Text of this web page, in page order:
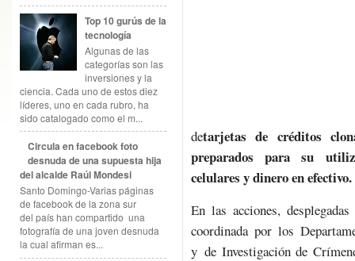
Top 10 gurús de la
tecnología
Algunas de las
categorías son las
inversiones y la
ciencia. Cada uno de estos diez
líderes, uno en cada rubro, ha
sido catalogado como el m...
Circula en facebook foto
desnuda de una supuesta hija
del alcalde Raúl Mondesi
Santo Domingo-Varias páginas
de facebook de la zona sur
del país han compartido una
fotografía de una joven desnuda
la cual afirman es...
detarjetas de créditos
preparados para su
celulares y dinero en efectivo.
En las acciones,
coordinada por los
y de Investigación de